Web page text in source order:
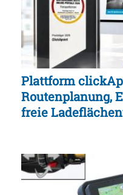
Plattform
Routenplanung,
freie